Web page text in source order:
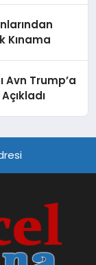
Kınama
Avn Trump’a